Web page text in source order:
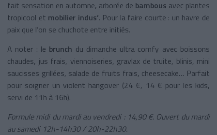
fait sensation en automne, arborée de bambous avec plantes
tropicool et mobilier indus’. Pour la faire courte : un havre de
paix que l’on se chuchote entre initiés.
A noter : le brunch du dimanche ultra comfy avec boissons
chaudes, jus frais, viennoiseries, gravlax de truite, blinis, mini
saucisses grillées, salade de fruits frais, cheesecake… Parfait
pour soigner un violent hangover (24 €, 14 € pour les kids,
servi de 11h à 16h).
Formule midi du mardi au vendredi : 14,90 €. Ouvert du mardi
au samedi 12h-14h30 / 20h-22h30.